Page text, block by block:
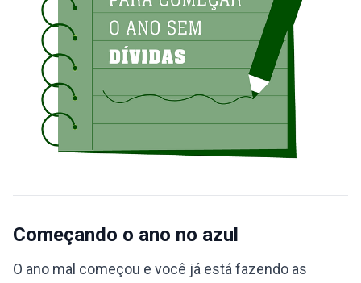
Começando o ano no azul
O ano mal começou e você já está fazendo as